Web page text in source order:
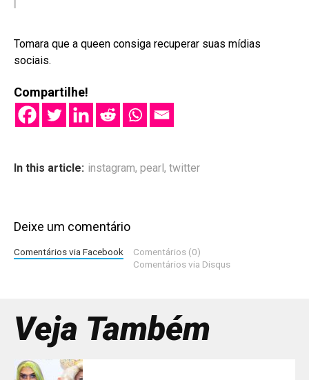
Tomara que a queen consiga recuperar suas mídias
sociais.
Compartilhe!
In this article: instagram, pearl, twitter
Deixe um comentário
Comentários via Facebook
Comentários (0)
Comentários via Disqus
Veja Também